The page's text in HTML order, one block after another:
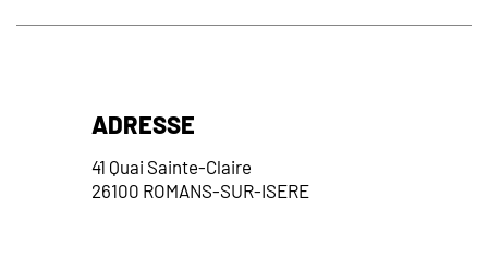
ADRESSE
41 Quai Sainte-Claire
26100 ROMANS-SUR-ISERE